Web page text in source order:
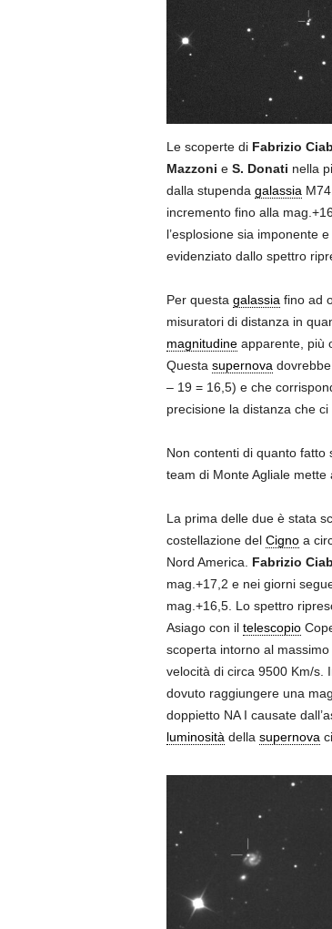
Le scoperte di Fabrizio
Mazzoni eS. Donati nella
dalla stupenda galassia
incremento fino alla
l’esplosione sia imponente
evidenziato dallo spettro
Per questa galassia fino ad
misuratori di distanza in
magnitudineapparente, più
Questa supernova
– 19 = 16,5) e che
precisione la distanza che
Non contenti di quanto fatto
team di Monte Agliale mette
La prima delle due è stata
costellazione del Cignoa
Nord America. Fabrizio
mag.+17,2 e nei giorni
mag.+16,5. Lo spettro
Asiago con il telescopio
scoperta intorno al massimo
velocità di circa 9500 Km/s.
dovuto raggiungere una
doppietto NA I causate
luminosità della supernova